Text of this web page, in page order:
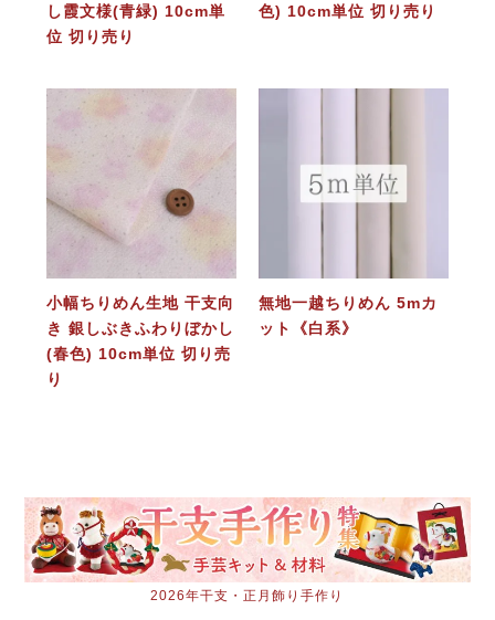
し霞文様(青緑) 10cm単
位 切り売り
色) 10cm単位 切り売り
小幅ちりめん生地 干支向
き 銀しぶきふわりぼかし
(春色) 10cm単位 切り売
り
無地一越ちりめん 5mカ
ット《白系》
2026年干支・正月飾り手作り